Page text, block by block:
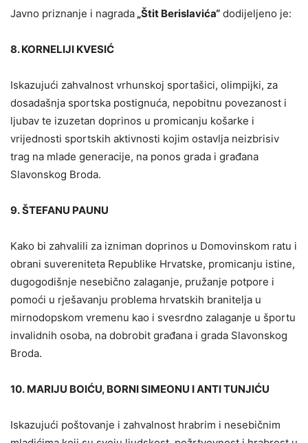
Javno priznanje i nagrada „Štit Berislavića“ dodijeljeno je:
8. KORNELIJI KVESIĆ
Iskazujući zahvalnost vrhunskoj sportašici, olimpijki, za
dosadašnja sportska postignuća, nepobitnu povezanost i
ljubav te izuzetan doprinos u promicanju košarke i
vrijednosti sportskih aktivnosti kojim ostavlja neizbrisiv
trag na mlade generacije, na ponos grada i građana
Slavonskog Broda.
9. ŠTEFANU PAUNU
Kako bi zahvalili za izniman doprinos u Domovinskom ratu i
obrani suvereniteta Republike Hrvatske, promicanju istine,
dugogodišnje nesebično zalaganje, pružanje potpore i
pomoći u rješavanju problema hrvatskih branitelja u
mirnodopskom vremenu kao i svesrdno zalaganje u športu
invalidnih osoba, na dobrobit građana i grada Slavonskog
Broda.
10. MARIJU BOIĆU, BORNI SIMEONU I ANTI TUNJIĆU
Iskazujući poštovanje i zahvalnost hrabrim i nesebičnim